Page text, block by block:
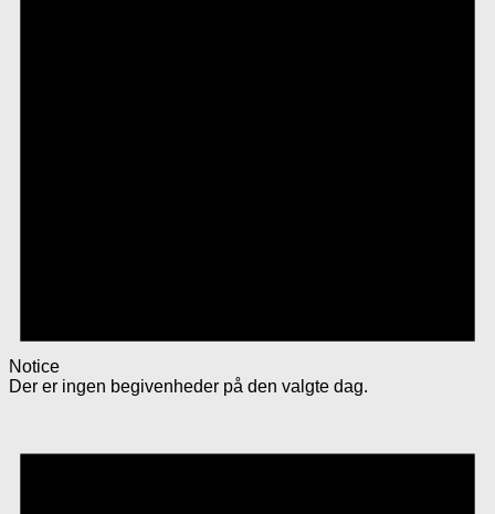
Notice
Der er ingen begivenheder på den valgte dag.